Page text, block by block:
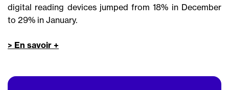
digital reading devices jumped from 18% in December
to 29% in January.
> En savoir +